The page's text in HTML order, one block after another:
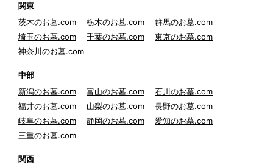
関東
茨木のお墓.com
栃木のお墓.com
群馬のお墓.com
埼玉のお墓.com
千葉のお墓.com
東京のお墓.com
神奈川のお墓.com
中部
新潟のお墓.com
富山のお墓.com
石川のお墓.com
福井のお墓.com
山梨のお墓.com
長野のお墓.com
岐阜のお墓.com
静岡のお墓.com
愛知のお墓.com
三重のお墓.com
関西